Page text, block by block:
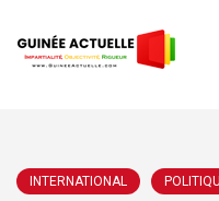
INTERNATIONAL